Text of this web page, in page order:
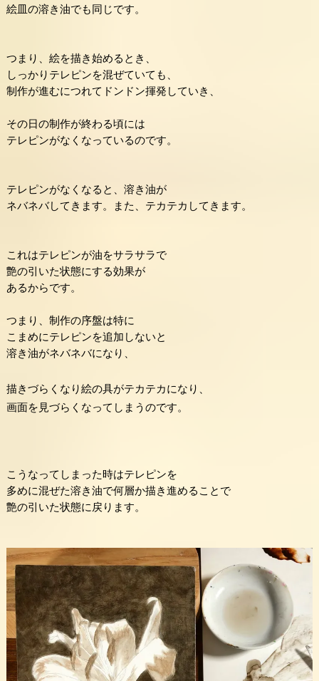
絵皿の溶き油でも同じです。
つまり、絵を描き始めるとき、
しっかりテレピンを混ぜていても、
制作が進むにつれてドンドン揮発していき、
その日の制作が終わる頃には
テレピンがなくなっているのです。
テレピンがなくなると、溶き油が
ネバネバしてきます。また、テカテカしてきます。
これはテレピンが油をサラサラで
艶の引いた状態にする効果が
あるからです。
つまり、制作の序盤は特に
こまめにテレピンを追加しないと
溶き油がネバネバになり、
描きづらくなり絵の具がテカテカになり、
画面を見づらくなってしまうのです。
こうなってしまった時はテレピンを
多めに混ぜた溶き油で何層か描き進めることで
艶の引いた状態に戻ります。